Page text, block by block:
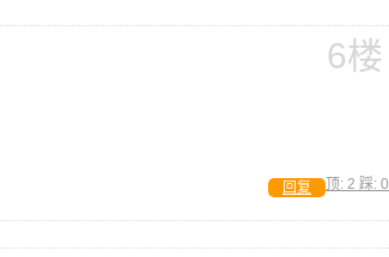
6楼
顶: 2 踩: 0
回复